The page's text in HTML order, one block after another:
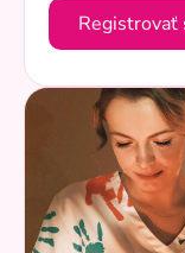
Registrovať